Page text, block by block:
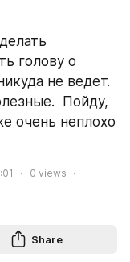
голову о
не ведет.
Пойду,
очень неплохо
0 views
Share